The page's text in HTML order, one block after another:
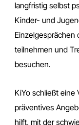
langfristig selbst
Kinder- und
Einzelgesprächen
teilnehmen und
besuchen.
KiYo schließt eine
präventives
hilft, mit der